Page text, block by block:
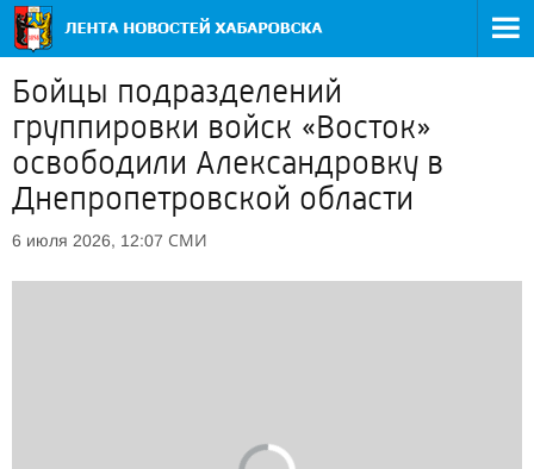
Бойцы подразделений
группировки войск «Восток»
освободили Александровку в
Днепропетровской области
6 июля 2026, 12:07 СМИ